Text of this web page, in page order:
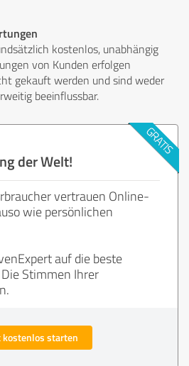
kostenlos, unabhängig
von Kunden erfolgen
gekauft werden und sind weder
beeinflussbar.
der Welt!
vertrauen Online-
wie persönlichen
auf die beste
Stimmen Ihrer
kostenlos starten